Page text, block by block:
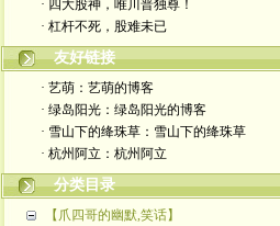
· 四大股神，唯川普独尊！
· 杠杆不死，股难未已
友好链接
· 艺萌：艺萌的博客
· 绿岛阳光：绿岛阳光的博客
· 雪山下的绛珠草：雪山下的绛珠草
· 杭州阿立：杭州阿立
分类目录
【爪四哥的幽默,笑话】